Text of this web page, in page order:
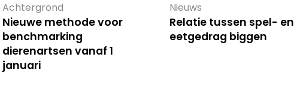
Achtergrond
Nieuwe methode voor
benchmarking
dierenartsen vanaf 1
januari
Nieuws
Relatie tussen spel- en
eetgedrag biggen